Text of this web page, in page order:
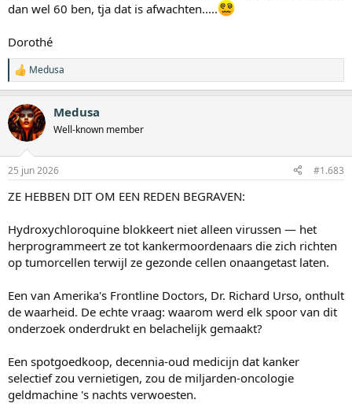
dan wel 60 ben, tja dat is afwachten.....
Dorothé
W
a
r
d
e
n
e
:
Medusa
Medusa
Well-known member
25 jun 2026 #1.683
ZE HEBBEN DIT OM EEN REDEN BEGRAVEN:
Hydroxychloroquine blokkeert niet alleen virussen — het
herprogrammeert ze tot kankermoordenaars die zich richten
op tumorcellen terwijl ze gezonde cellen onaangetast laten.
Een van Amerika's Frontline Doctors, Dr. Richard Urso, onthult
de waarheid. De echte vraag: waarom werd elk spoor van dit
onderzoek onderdrukt en belachelijk gemaakt?
Een spotgoedkoop, decennia-oud medicijn dat kanker
selectief zou vernietigen, zou de miljarden-oncologie
geldmachine 's nachts verwoesten.